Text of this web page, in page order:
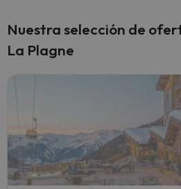
Nuestra selección de
La Plagne